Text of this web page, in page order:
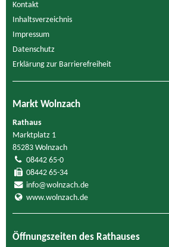
Kontakt
Inhaltsverzeichnis
Impressum
Datenschutz
Erklärung zur Barrierefreiheit
Markt Wolnzach
Rathaus
Marktplatz 1
85283 Wolnzach
08442 65-0
08442 65-34
info@wolnzach.de
www.wolnzach.de
Öffnungszeiten des Rathauses